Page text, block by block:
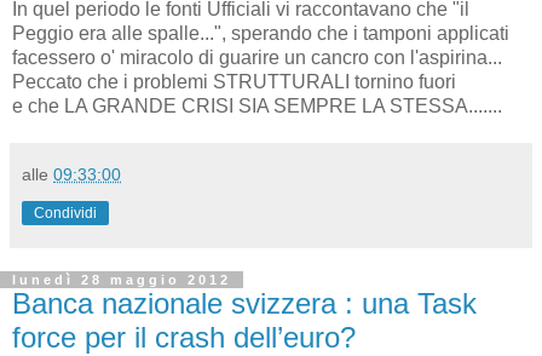
In quel periodo le fonti Ufficiali vi raccontavano che "il
Peggio era alle spalle...", sperando che i tamponi applicati
facessero o' miracolo di guarire un cancro con l'aspirina...
Peccato che i problemi STRUTTURALI tornino fuori
e che LA GRANDE CRISI SIA SEMPRE LA STESSA.......
alle 09:33:00
Condividi
lunedì 28 maggio 2012
Banca nazionale svizzera : una Task
force per il crash dell’euro?